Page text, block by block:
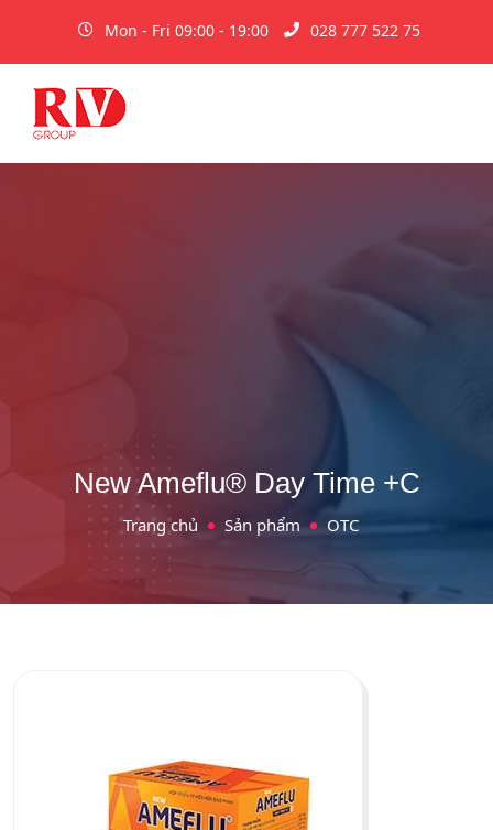
Mon - Fri 09:00 - 19:00 028 777 522 75
New Ameflu® Day Time +C
Trang chủ Sản phẩm OTC